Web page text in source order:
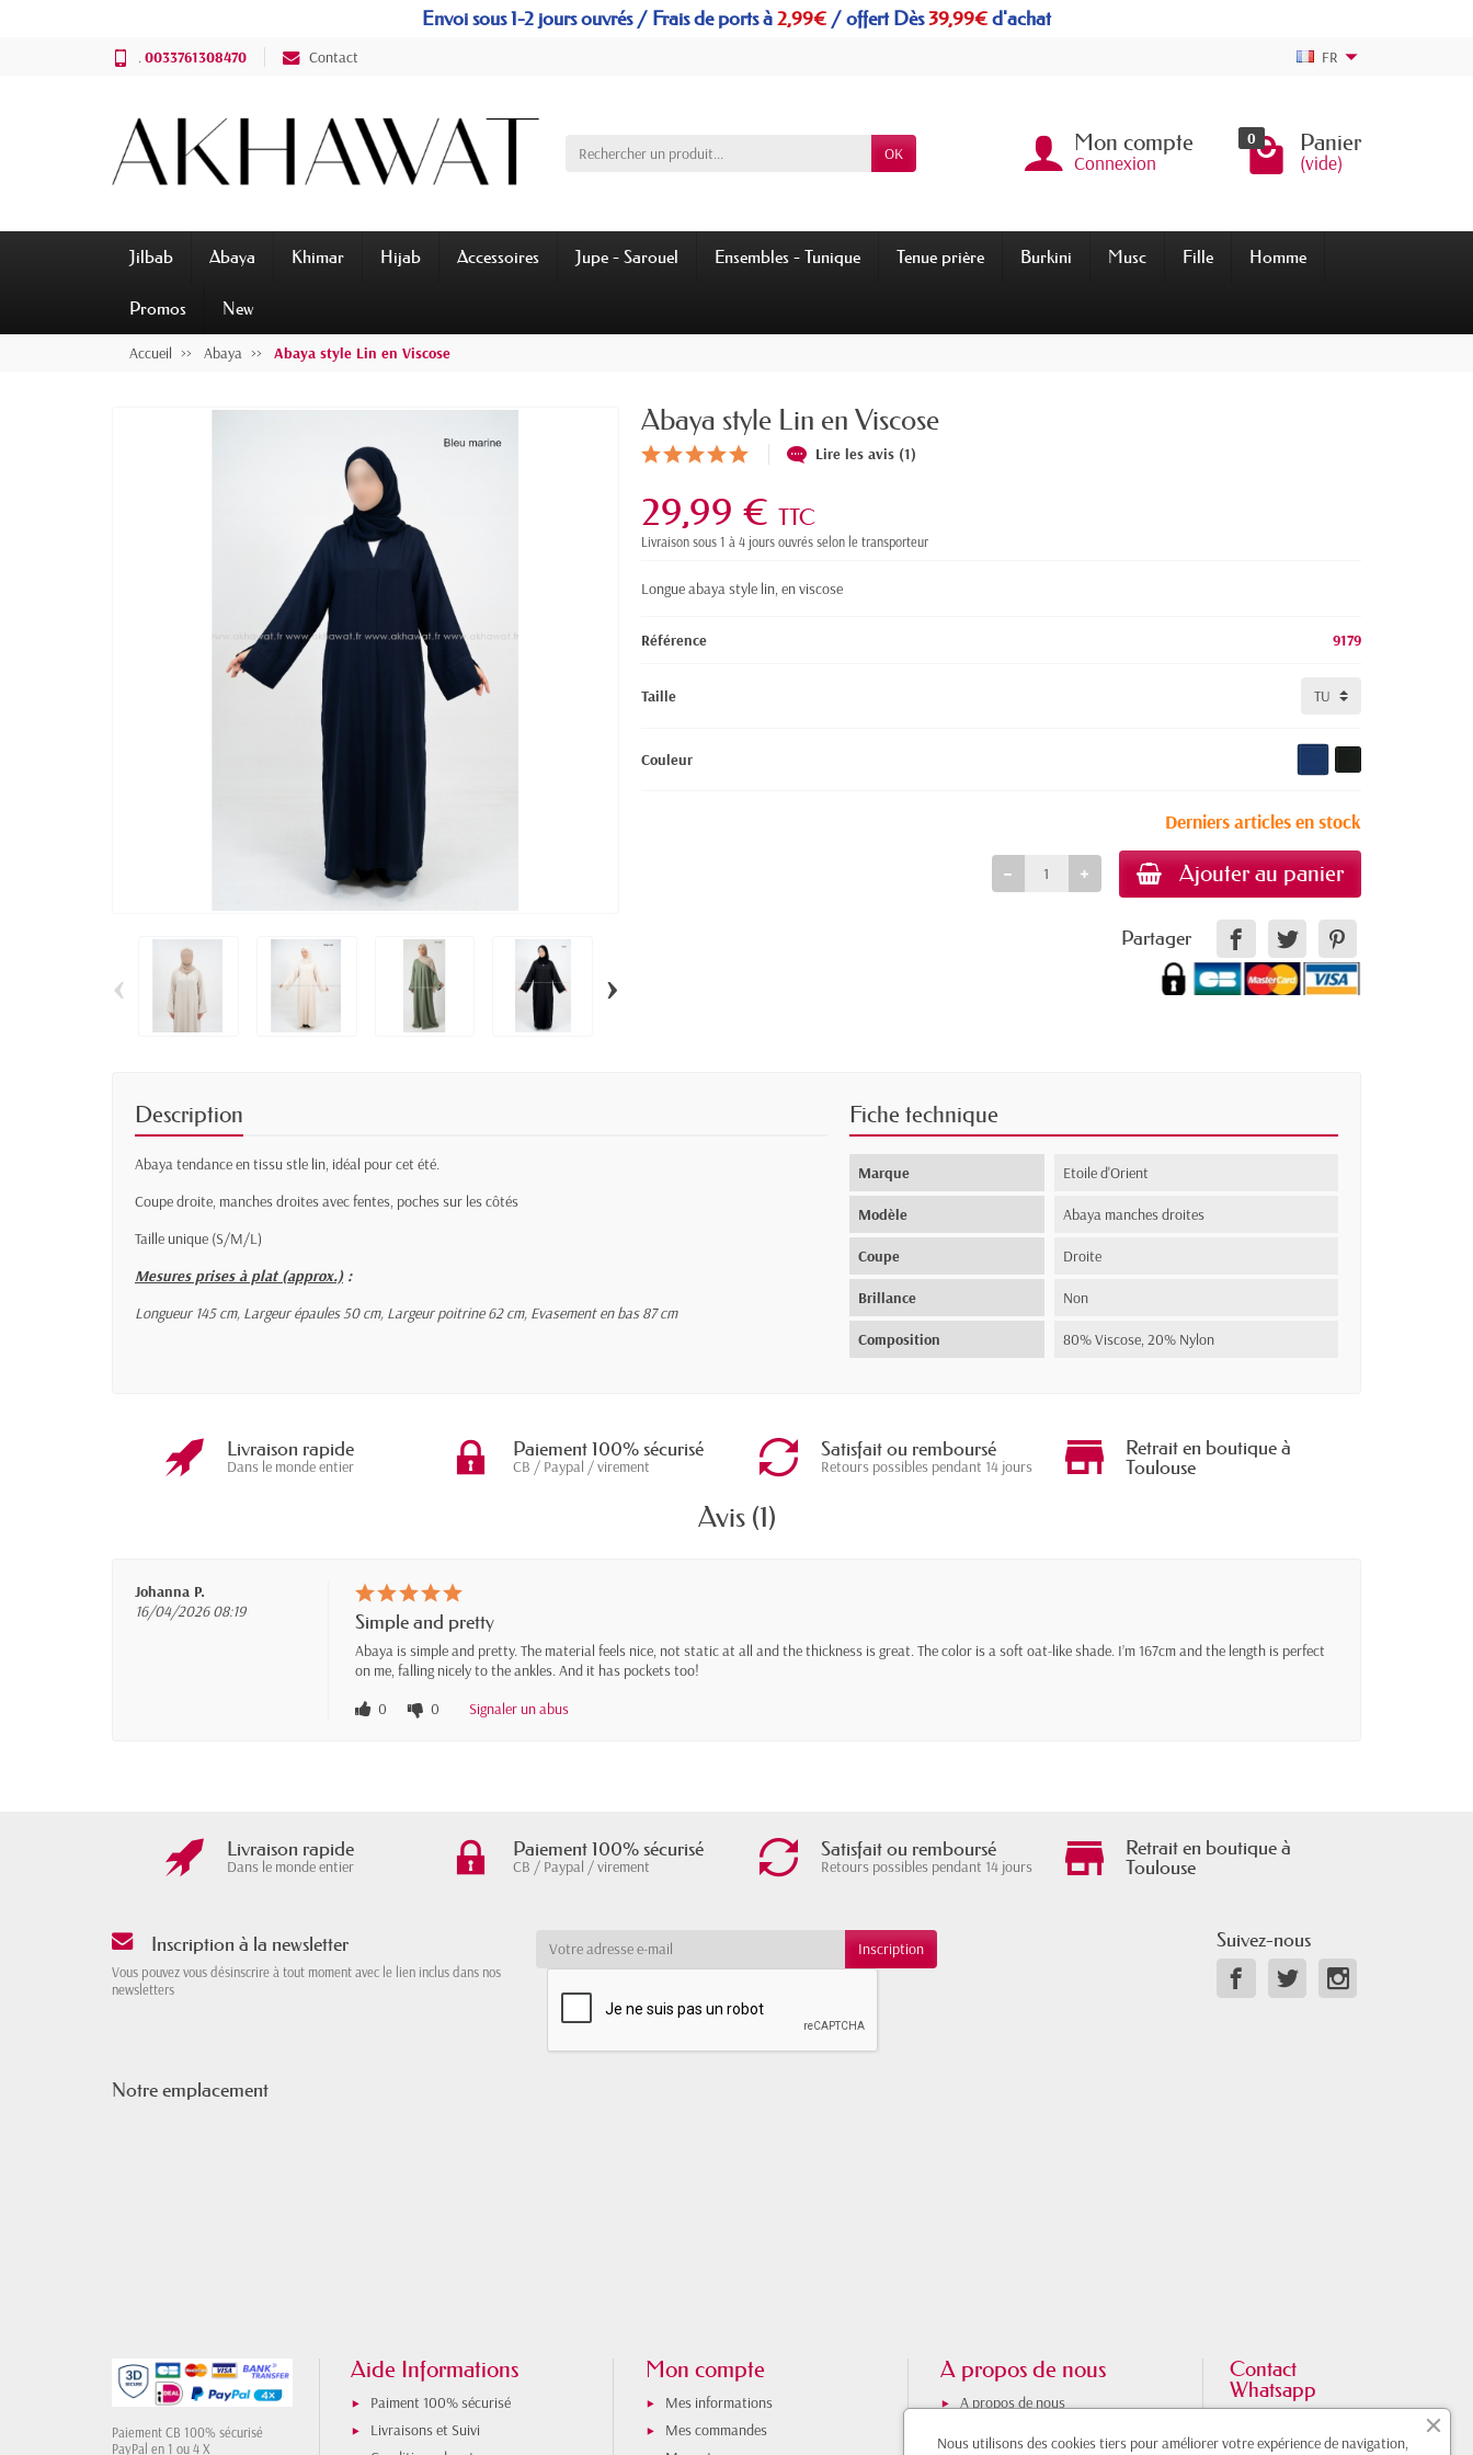
Envoi sous 1-2 jours ouvrés / Frais de ports à2,99€ /offert Dès39,99€d'achat
. 0033761308470 Contact FR
OK Mon compte
Connexion
0 Panier
(vide)
Jilbab Abaya Khimar Hijab Accessoires Jupe - Sarouel Ensembles - Tunique Tenue prière Burkini Musc Fille Homme
Promos New
Accueil Abaya Abaya style Lin en Viscose
‹ ›
Abaya style Lin en Viscose
Lire les avis (1)
29,99 €TTC
Livraison sous 1 à 4 jours ouvrés selon le transporteur
Longue abaya style lin, en viscose
Référence 9179
Taille
Couleur
Derniers articles en stock
Ajouter au panier
Partager
Description
Abaya tendance en tissu stle lin, idéal pour cet été.
Coupe droite, manches droites avec fentes, poches sur les côtés
Taille unique (S/M/L)
Mesures prises à plat (approx.):
Longueur 145 cm, Largeur épaules 50 cm, Largeur poitrine 62 cm, Evasement en bas 87 cm
Fiche technique
Marque Etoile d'Orient
Modèle Abaya manches droites
Coupe Droite
Brillance Non
Composition 80% Viscose, 20% Nylon
Livraison rapide
Dans le monde entier
Paiement 100% sécurisé
CB / Paypal / virement
Satisfait ou remboursé
Retours possibles pendant 14 jours
Retrait en boutique à
Toulouse
Avis (1)
Johanna P.
16/04/2026 08:19
Simple and pretty
Abaya is simple and pretty. The material feels nice, not static at all and the thickness is great. The color is a soft oat-like shade. I’m 167cm and the length is perfect
on me, falling nicely to the ankles. And it has pockets too!
0
0 Signaler un abus
Livraison rapide
Dans le monde entier
Paiement 100% sécurisé
CB / Paypal / virement
Satisfait ou remboursé
Retours possibles pendant 14 jours
Retrait en boutique à
Toulouse
Inscription à la newsletter
Vous pouvez vous désinscrire à tout moment avec le lien inclus dans nos
newsletters
Suivez-nous
Notre emplacement
Paiement CB 100% sécurisé
PayPal en 1 ou 4 X
Aide Informations
Paiment 100% sécurisé
Livraisons et Suivi
Mon compte
Mes informations
Mes commandes
A propos de nous
A propos de nous
Contact
Whatsapp
31100 Toulouse
Nous utilisons des cookies tiers pour améliorer votre expérience de navigation,